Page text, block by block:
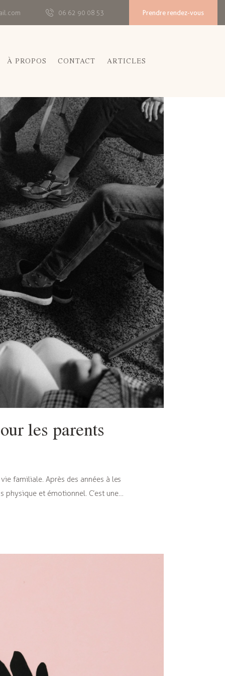
06 62 90 08 53 Prendre rendez-vous
À PROPOS CONTACT ARTICLES
les parents
familiale. Après des années à les
physique et émotionnel. C’est une…